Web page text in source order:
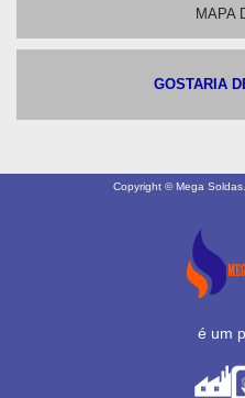
MAPA
GOSTARIA
Copyright © Mega
é um